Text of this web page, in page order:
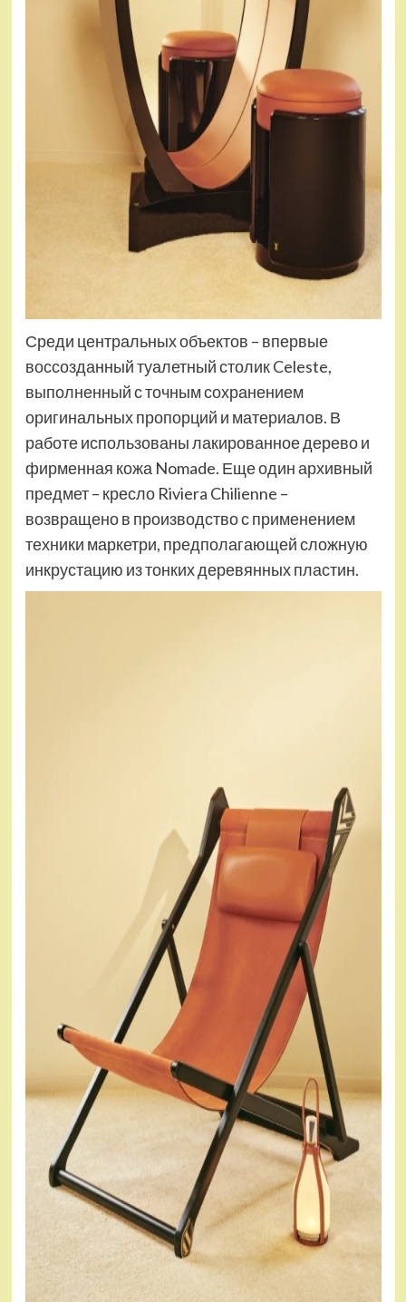
Среди центральных объектов – впервые
воссозданный туалетный столик Celeste,
выполненный с точным сохранением
оригинальных пропорций и материалов. В
работе использованы лакированное дерево и
фирменная кожа Nomade. Еще один архивный
предмет – кресло Riviera Chilienne –
возвращено в производство с применением
техники маркетри, предполагающей сложную
инкрустацию из тонких деревянных пластин.